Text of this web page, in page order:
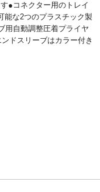
●コネクター用のトレイ
能な2つのプラスチック製
用自動調整圧着プライヤ
ドスリーブはカラー付き